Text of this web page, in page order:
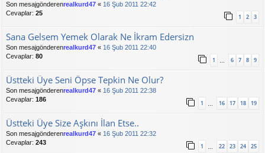
Son mesajgönderenrealkurd47 « 16 Şub 2011 22:42
Cevaplar: 25 1 2 3
Sana Gelsem Yemek Olarak Ne İkram Edersizn
Son mesajgönderenrealkurd47 « 16 Şub 2011 22:40
Cevaplar: 80 1 … 6 7 8 9
Üstteki Üye Seni Öpse Tepkin Ne Olur?
Son mesajgönderenrealkurd47 « 16 Şub 2011 22:38
Cevaplar: 186 1 … 16 17 18 19
Üstteki Üye Size Aşkını İlan Etse..
Son mesajgönderenrealkurd47 « 16 Şub 2011 22:32
Cevaplar: 243 1 … 22 23 24 25